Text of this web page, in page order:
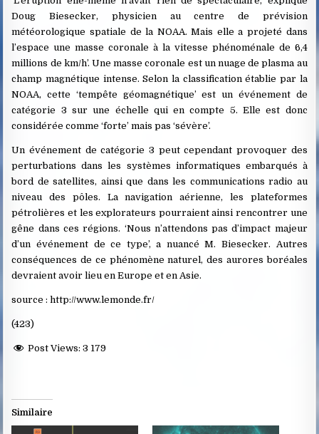
Doug Biesecker, physicien au centre de prévision
météorologique spatiale de la NOAA. Mais elle a projeté dans
l’espace une masse coronale à la vitesse phénoménale de 6,4
millions de km/h’. Une masse coronale est un nuage de plasma au
champ magnétique intense. Selon la classification établie par la
NOAA, cette ‘tempête géomagnétique’ est un événement de
catégorie 3 sur une échelle qui en compte 5. Elle est donc
considérée comme ‘forte’ mais pas ‘sévère’.
Un événement de catégorie 3 peut cependant provoquer des
perturbations dans les systèmes informatiques embarqués à
bord de satellites, ainsi que dans les communications radio au
niveau des pôles. La navigation aérienne, les plateformes
pétrolières et les explorateurs pourraient ainsi rencontrer une
gêne dans ces régions. ‘Nous n’attendons pas d’impact majeur
d’un événement de ce type’, a nuancé M. Biesecker. Autres
conséquences de ce phénomène naturel, des aurores boréales
devraient avoir lieu en Europe et en Asie.
source : http://www.lemonde.fr/
(423)
Post Views: 3 179
Similaire